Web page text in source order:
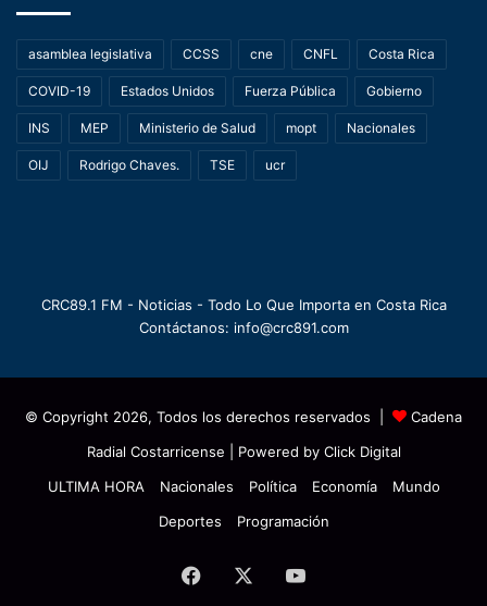
asamblea legislativa CCSS cne CNFL Costa Rica
COVID-19 Estados Unidos Fuerza Pública Gobierno
INS MEP Ministerio de Salud mopt Nacionales
OIJ Rodrigo Chaves. TSE ucr
CRC89.1 FM - Noticias - Todo Lo Que Importa en Costa Rica
Contáctanos: info@crc891.com
© Copyright 2026, Todos los derechos reservados |
Cadena
Radial Costarricense | Powered by Click Digital
ULTIMA HORA
Nacionales Política Economía
Mundo
Deportes
Programación
Facebook